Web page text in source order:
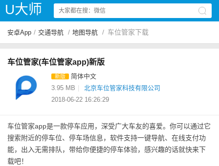
U大师
安卓App / 交通导航 / 地图导航 / 车位管家下载
车位管家(车位管家app)新版
新版
简体中文
3.95 MB
北京车位管家科技有限公司
2018-06-22 16:26:29
车位管家app是一款停车应用，深受广大车友的喜爱。你可以通过它
搜索附近的停车位、停车场信息，软件支持一键导航、在线支付功
能，出入无需排队，带给你便捷的停车体验，感兴趣的话就快来下
载吧！